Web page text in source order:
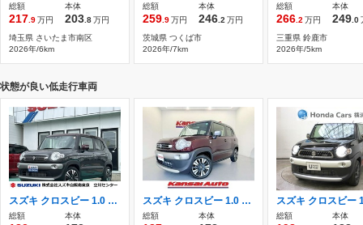
総額
217 .9万円
本体
203 .8万円
埼玉県 さいたま市南区
2026年/6km
総額
259 .9万円
本体
246 .2 万円
茨城県 つくば市
2026年/7km
総額
266 .2 万円
本体
249 .0
三重県 鈴鹿市
2026年/5km
状態が良い低走行車両
スズキ クロスビー 1.0 ハイブリッド MZ 4WD 衝突被害軽減システム フルタイム4WD
総額 本体
スズキ クロスビー 1.0 ハイブリッド MV Panasonicナビ/全方位カメラ
総額 本体 総額 本体